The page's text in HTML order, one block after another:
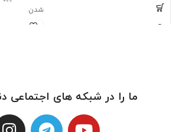
شدن
رده سنی:
ما را در شبکه های اجتماعی